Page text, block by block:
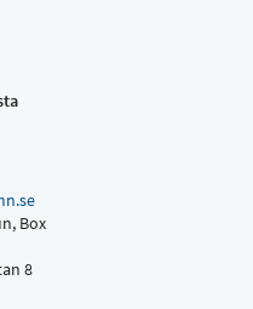
Box
8